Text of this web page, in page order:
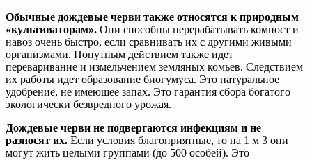
Обычные дождевые черви также относятся к природным
«культиваторам». Они способны перерабатывать компост и
навоз очень быстро, если сравнивать их с другими живыми
организмами. Попутным действием также идет
переваривание и измельчением земляных комьев. Следствием
их работы идет образование биогумуса. Это натуральное
удобрение, не имеющее запах. Это гарантия сбора богатого
экологически безвредного урожая.
Дождевые черви не подвергаются инфекциям и не
разносят их. Если условия благоприятные, то на 1 м 3 они
могут жить целыми группами (до 500 особей). Это